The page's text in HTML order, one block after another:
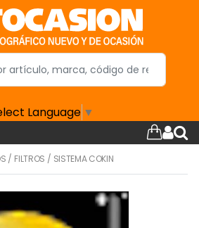
Language ▼
/ FILTROS / SISTEMA COKIN